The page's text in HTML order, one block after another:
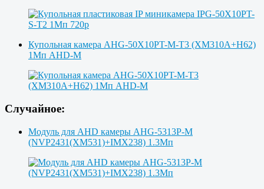
Купольная камера AHG-50X10PT-M-T3 (XM310A+H62)
1Мп AHD-M
Случайное:
Модуль для AHD камеры AHG-5313P-M
(NVP2431(XM531)+IMX238) 1.3Мп